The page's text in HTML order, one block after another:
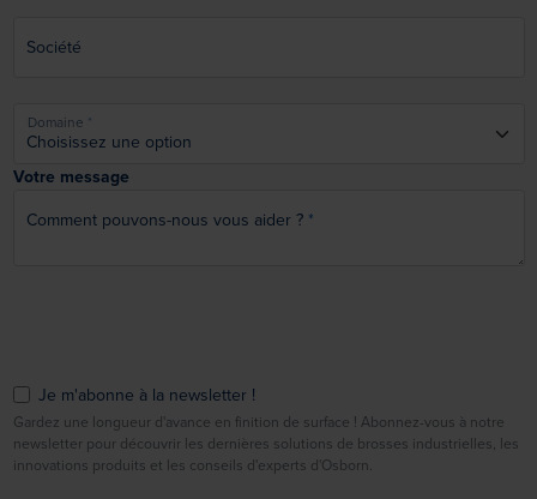
Société
Domaine
Votre message
Comment pouvons-nous vous aider ?
Je m'abonne à la newsletter !
Gardez une longueur d'avance en finition de surface ! Abonnez-vous à notre
newsletter pour découvrir les dernières solutions de brosses industrielles, les
innovations produits et les conseils d'experts d'Osborn.